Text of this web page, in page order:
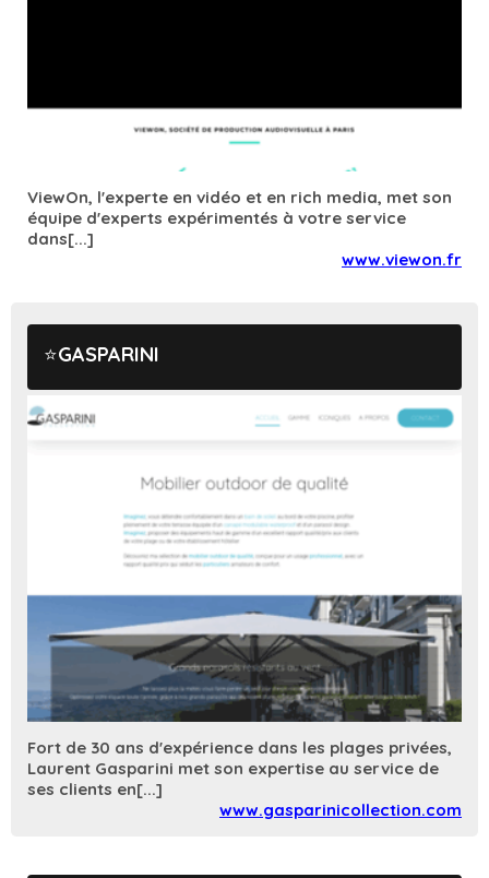
ViewOn, l'experte en vidéo et en rich media, met son
équipe d'experts expérimentés à votre service
dans[...]
www.viewon.fr
GASPARINI
Fort de 30 ans d'expérience dans les plages privées,
Laurent Gasparini met son expertise au service de
ses clients en[...]
www.gasparinicollection.com